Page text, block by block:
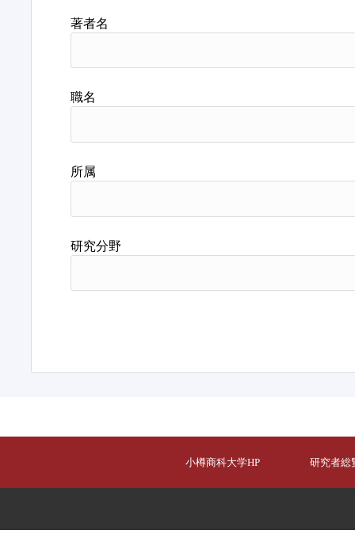
著者名
職名
所属
研究分野
小樽商科大学HP 研究者総